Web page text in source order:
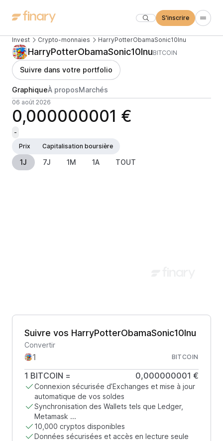
S'inscrire
Invest Crypto-monnaies HarryPotterObamaSonic10Inu
HarryPotterObamaSonic10InuBITCOIN
Suivre dans votre portfolio
GraphiqueÀ proposMarchés
06 août 2026
0,000000001 €
-
Prix
Capitalisation boursière
1J 7J 1M 1A TOUT
Suivre vos HarryPotterObamaSonic10Inu
Convertir
BITCOIN
1 BITCOIN = 0,000000001 €
Connexion sécurisée d’Exchanges et mise à jour
automatique de vos soldes
Synchronisation des Wallets tels que Ledger,
Metamask ...
10,000 cryptos disponibles
Données sécurisées et accès en lecture seule